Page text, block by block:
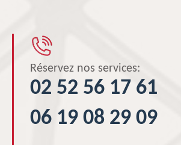
Réservez nos services:
02 52 56 17 61
06 19 08 29 09